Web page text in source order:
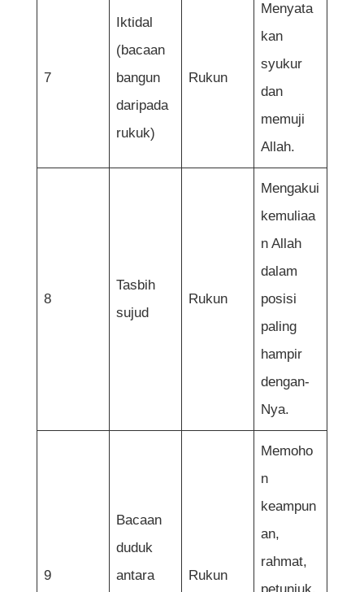
7
Iktidal
(bacaan
bangun
daripada
rukuk)
Rukun
Menyata
kan
syukur
dan
memuji
Allah.
8
Tasbih
sujud
Rukun
Mengakui
kemuliaa
n Allah
dalam
posisi
paling
hampir
dengan-
Nya.
9
Bacaan
duduk
antara
Rukun
Memoho
n
keampun
an,
rahmat,